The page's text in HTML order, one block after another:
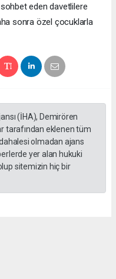
eden davetlilere
sonra özel çocuklarla
(İHA), Demirören
tarafından eklenen tüm
olmadan ajans
yer alan hukuki
sitemizin hiç bir